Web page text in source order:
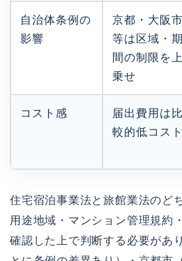
自治体条例の
影響
京都・大阪市
等は区域・期
間の制限を上
乗せ
コスト感
届出費用は比
較的低コスト
住宅宿泊事業法と旅館業法のど
用途地域・マンション管理規約
確認した上で判断する必要があ